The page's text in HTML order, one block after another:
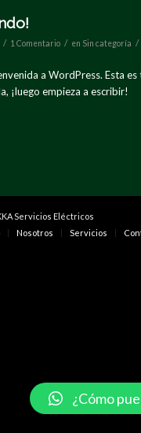
/ 1 Comentario / en Sin categoría /
a WordPress. Esta
¡luego empieza a escribir!
Servicios Eléctricos
Nosotros Servicios
¿Cómo